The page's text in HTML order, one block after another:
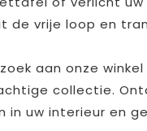
de vrije loop en
aan onze
collectie.
in uw interieur en